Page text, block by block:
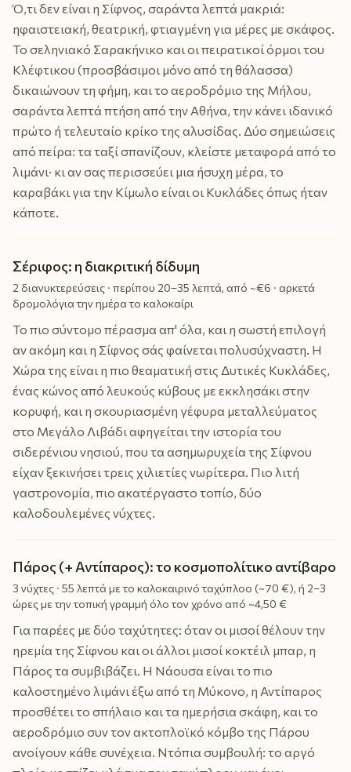
Ό,τι δεν είναι η Σίφνος, σαράντα λεπτά μακριά:
ηφαιστειακή, θεατρική, φτιαγμένη για μέρες με σκάφος.
Το σεληνιακό Σαρακήνικο και οι πειρατικοί όρμοι του
Κλέφτικου (προσβάσιμοι μόνο από τη θάλασσα)
δικαιώνουν τη φήμη, και το αεροδρόμιο της Μήλου,
σαράντα λεπτά πτήση από την Αθήνα, την κάνει ιδανικό
πρώτο ή τελευταίο κρίκο της αλυσίδας. Δύο σημειώσεις
από πείρα: τα ταξί σπανίζουν, κλείστε μεταφορά από το
λιμάνι· κι αν σας περισσεύει μια ήσυχη μέρα, το
καραβάκι για την Κίμωλο είναι οι Κυκλάδες όπως ήταν
κάποτε.
Σέριφος: η διακριτική δίδυμη
2 διανυκτερεύσεις · περίπου 20–35 λεπτά, από ~€6 · αρκετά
δρομολόγια την ημέρα το καλοκαίρι
Το πιο σύντομο πέρασμα απ' όλα, και η σωστή επιλογή
αν ακόμη και η Σίφνος σάς φαίνεται πολυσύχναστη. Η
Χώρα της είναι η πιο θεαματική στις Δυτικές Κυκλάδες,
ένας κώνος από λευκούς κύβους με εκκλησάκι στην
κορυφή, και η σκουριασμένη γέφυρα μεταλλεύματος
στο Μεγάλο Λιβάδι αφηγείται την ιστορία του
σιδερένιου νησιού, που τα ασημωρυχεία της Σίφνου
είχαν ξεκινήσει τρεις χιλιετίες νωρίτερα. Πιο λιτή
γαστρονομία, πιο ακατέργαστο τοπίο, δύο
καλοδουλεμένες νύχτες.
Πάρος (+ Αντίπαρος): το κοσμοπολίτικο αντίβαρο
3 νύχτες · 55 λεπτά με το καλοκαιρινό ταχύπλοο (~70 €), ή 2–3
ώρες με την τοπική γραμμή όλο τον χρόνο από ~4,50 €
Για παρέες με δύο ταχύτητες: όταν οι μισοί θέλουν την
ηρεμία της Σίφνου και οι άλλοι μισοί κοκτέιλ μπαρ, η
Πάρος τα συμβιβάζει. Η Νάουσα είναι το πιο
καλοστημένο λιμάνι έξω από τη Μύκονο, η Αντίπαρος
προσθέτει το σπήλαιο και τα ημερήσια σκάφη, και το
αεροδρόμιο συν τον ακτοπλοϊκό κόμβο της Πάρου
ανοίγουν κάθε συνέχεια. Ντόπια συμβουλή: το αργό